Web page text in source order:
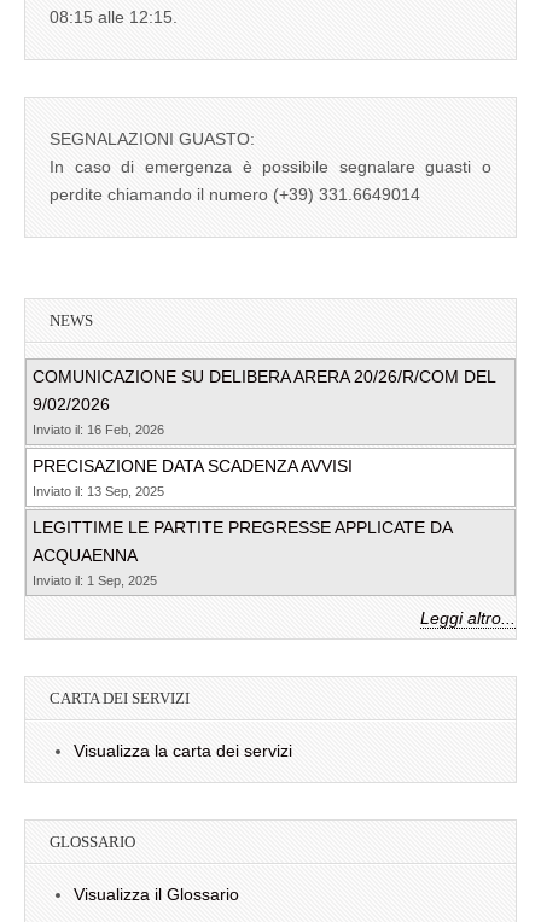
08:15 alle 12:15.
SEGNALAZIONI GUASTO:
In caso di emergenza è possibile segnalare guasti o
perdite chiamando il numero (+39) 331.6649014
NEWS
COMUNICAZIONE SU DELIBERA ARERA 20/26/R/COM DEL
9/02/2026
Inviato il: 16 Feb, 2026
PRECISAZIONE DATA SCADENZA AVVISI
Inviato il: 13 Sep, 2025
LEGITTIME LE PARTITE PREGRESSE APPLICATE DA
ACQUAENNA
Inviato il: 1 Sep, 2025
Leggi altro...
CARTA DEI SERVIZI
Visualizza la carta dei servizi
GLOSSARIO
Visualizza il Glossario